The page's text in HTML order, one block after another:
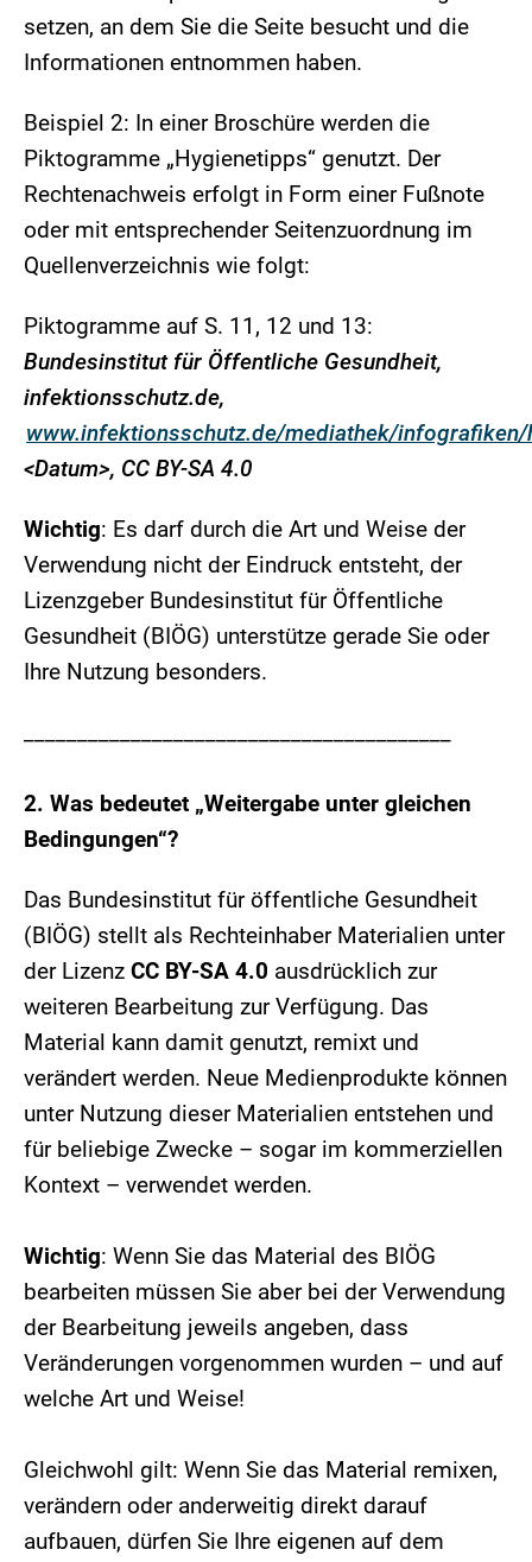
setzen, an dem Sie die Seite besucht und die
Informationen entnommen haben.
Beispiel 2: In einer Broschüre werden die
Piktogramme „Hygienetipps“ genutzt. Der
Rechtenachweis erfolgt in Form einer Fußnote
oder mit entsprechender Seitenzuordnung im
Quellenverzeichnis wie folgt:
Piktogramme auf S. 11, 12 und 13:
Bundesinstitut für Öffentliche Gesundheit,
infektionsschutz.de,
www.infektionsschutz.de/mediathek/infografiken/
<Datum>, CC BY-SA 4.0
Wichtig: Es darf durch die Art und Weise der
Verwendung nicht der Eindruck entsteht, der
Lizenzgeber Bundesinstitut für Öffentliche
Gesundheit (BIÖG) unterstütze gerade Sie oder
Ihre Nutzung besonders.
2. Was bedeutet „Weitergabe unter gleichen
Bedingungen“?
Das Bundesinstitut für öffentliche Gesundheit
(BIÖG) stellt als Rechteinhaber Materialien unter
der Lizenz CC BY-SA 4.0 ausdrücklich zur
weiteren Bearbeitung zur Verfügung. Das
Material kann damit genutzt, remixt und
verändert werden. Neue Medienprodukte können
unter Nutzung dieser Materialien entstehen und
für beliebige Zwecke – sogar im kommerziellen
Kontext – verwendet werden.
Wichtig: Wenn Sie das Material des BIÖG
bearbeiten müssen Sie aber bei der Verwendung
der Bearbeitung jeweils angeben, dass
Veränderungen vorgenommen wurden – und auf
welche Art und Weise!
Gleichwohl gilt: Wenn Sie das Material remixen,
verändern oder anderweitig direkt darauf
aufbauen, dürfen Sie Ihre eigenen auf dem